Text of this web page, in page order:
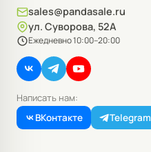
sales@pandasale.ru
ул. Суворова, 52А
Ежедневно 10:00–20:00
Написать нам:
ВКонтакте
Telegram